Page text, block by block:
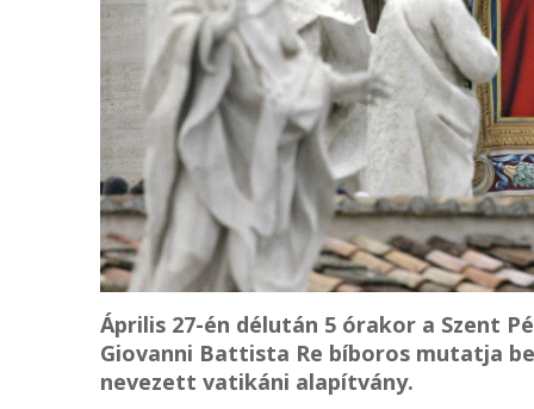
Április 27-én délután 5 órakor a Szent
Giovanni Battista Re bíboros mutatja
nevezett vatikáni alapítvány.